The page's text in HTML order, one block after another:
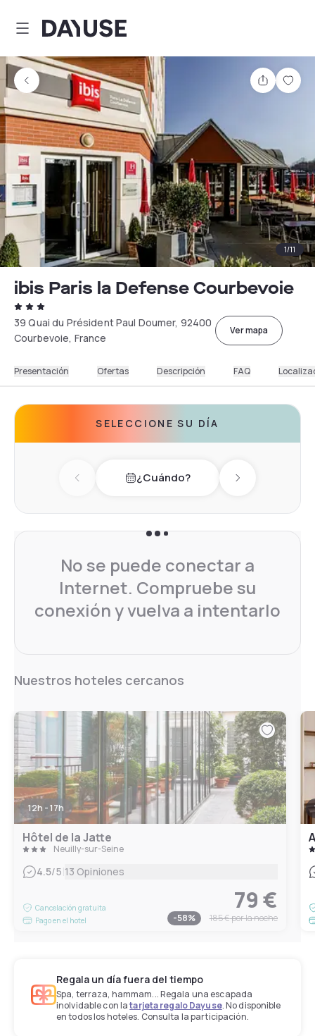
Dayuse
1/11
ibis Paris la Defense Courbevoie
39 Quai du Président Paul Doumer, 92400
Courbevoie, France
Ver mapa
Presentación Ofertas Descripción FAQ
SELECCIONE SU DÍA
Previous day¿Cuándo? Next day
No se puede conectar a
Internet. Compruebe su
conexión y vuelva a intentarlo
Nuestros hoteles cercanos
12h - 17h
Hôtel de la Jatte
Neuilly-sur-Seine
4.5/5 13 Opiniones
Cancelación gratuita
Pago en el hotel
79 €
-58% 185 €por la noche
Regala un día fuera del tiempo
Spa, terraza, hammam... Regala una escapada
inolvidable con latarjeta regalo Dayuse. No disponible
en todos los hoteles. Consulta la participación.